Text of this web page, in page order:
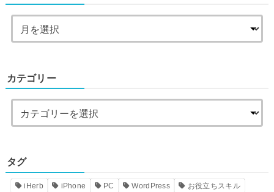
カテゴリー
タグ
iHerb iPhone PC WordPress お役立ちスキル